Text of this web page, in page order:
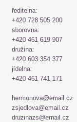
ředitelna:
+420 728 505 200
sborovna:
+420 461 619 907
družina:
+420 603 354 377
jídelna:
+420 461 741 171
hermonova@email.cz
zsjedlova@email.cz
druzinazs@email.cz